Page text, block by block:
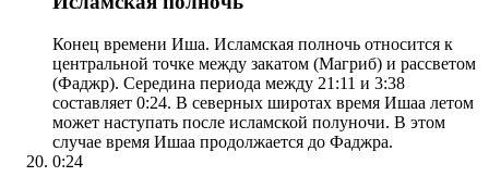
Конец времени Иша. Исламская полночь относится к
центральной точке между закатом (Магриб) и рассветом
(Фаджр). Середина периода между 21:11 и 3:38
составляет 0:24. В северных широтах время Ишаа летом
может наступать после исламской полуночи. В этом
случае время Ишаа продолжается до Фаджра.
0:24